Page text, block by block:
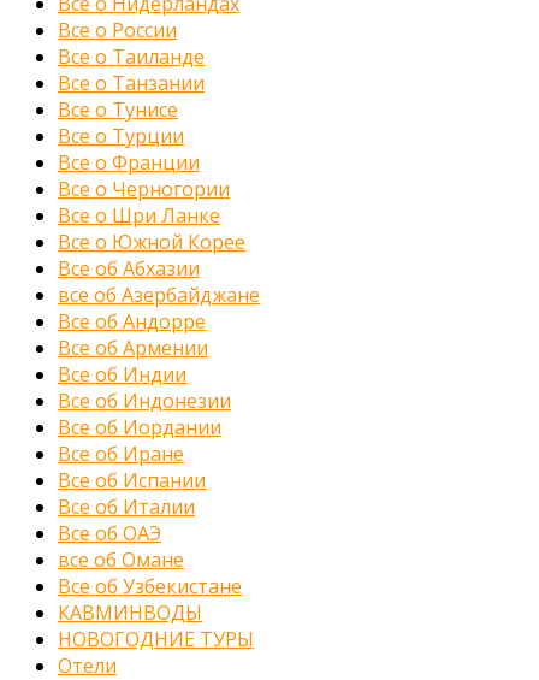
Все о России
Все о Таиланде
Все о Танзании
Все о Тунисе
Все о Турции
Все о Франции
Все о Черногории
Все о Шри Ланке
Все о Южной Корее
Все об Абхазии
все об Азербайджане
Все об Андорре
Все об Армении
Все об Индии
Все об Индонезии
Все об Иордании
Все об Иране
Все об Испании
Все об Италии
Все об ОАЭ
все об Омане
Все об Узбекистане
КАВМИНВОДЫ
НОВОГОДНИЕ ТУРЫ
Отели